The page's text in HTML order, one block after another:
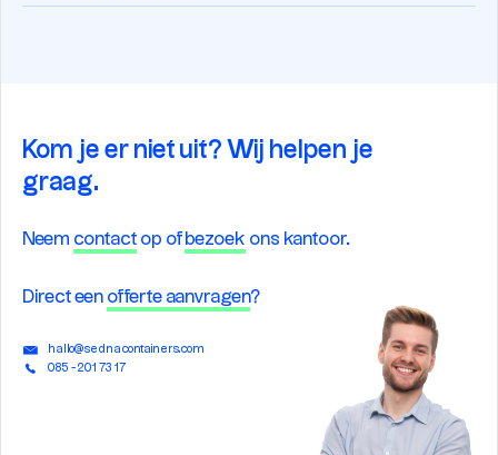
Kom je er niet uit? Wij helpen je
graag.
Neem contact op of bezoek ons kantoor.
Direct een offerte aanvragen?
hallo@sednacontainers.com
085 - 201 73 17